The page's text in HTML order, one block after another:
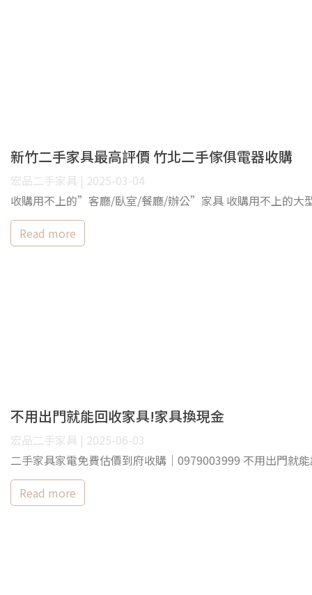
新竹二手家具最高評價 竹北二手傢俱電器收購
宏品二手家具 | 2025-03-04
收購用不上的”客廳/臥室/餐廳/辦公”家具 收購用不上的大
Read more
不用出門就能回收家具!家具換現金
宏品二手家具 | 2025-06-03
二手家具家電免費估價到府收購｜0979003999 不用出門
Read more